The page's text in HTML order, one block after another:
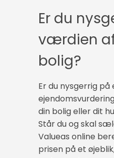
Er du
værdien
bolig?
Er du nysgerrig på
din bolig eller dit
Står du og skal
Valueas online
prisen på et